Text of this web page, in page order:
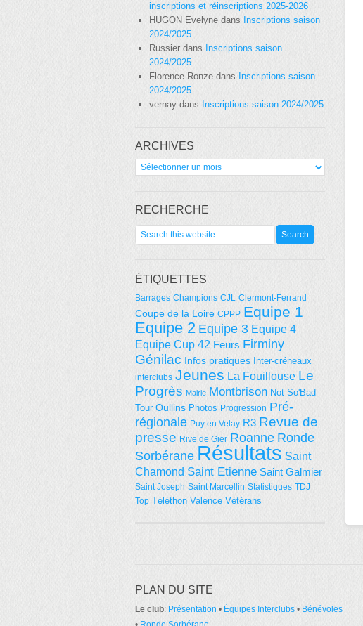
inscriptions et réinscriptions 2025-2026
HUGON Evelyne dans
Inscriptions saison
2024/2025
Russier dans Inscriptions saison
2024/2025
Florence Ronze dans Inscriptions saison
2024/2025
vernay dans Inscriptions saison 2024/2025
ARCHIVES
Archives
RECHERCHE
ÉTIQUETTES
Barrages Champions CJL Clermont-Ferrand
Coupe de la Loire CPPP Equipe 1
Equipe 2 Equipe 3 Equipe 4
Equipe Cup 42 Feurs Firminy
Génilac Infos pratiques Inter-créneaux
interclubs Jeunes La Fouillouse Le
Progrès Mairie Montbrison Not So'Bad
Tour Oullins Photos Progression Pré-
régionale Puy en Velay R3 Revue de
presse Rive de Gier Roanne Ronde
Sorbérane Résultats Saint
Chamond Saint Etienne Saint Galmier
Saint Joseph Saint Marcellin Statistiques TDJ
Top Téléthon Valence Vétérans
PLAN DU SITE
Le club: Présentation • Équipes Interclubs • Bénévoles